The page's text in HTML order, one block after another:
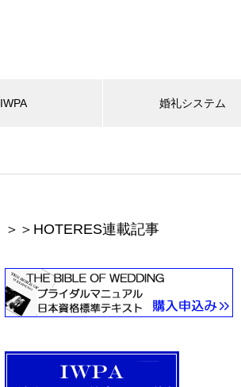
IWPA 婚礼システム
＞＞HOTERES連載記事